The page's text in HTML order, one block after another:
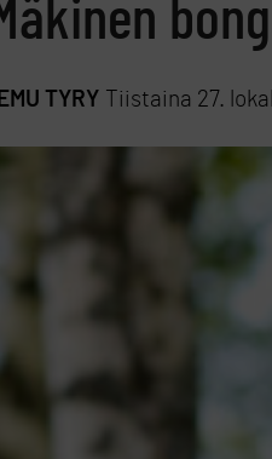
TYRY Tiistaina 27.